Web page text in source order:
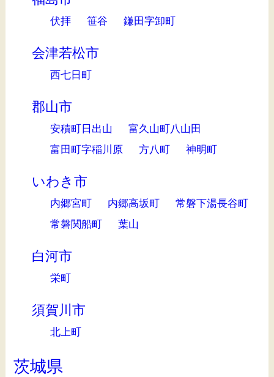
伏拝 笹谷 鎌田字卸町
会津若松市
西七日町
郡山市
安積町日出山
富久山町八山田
富田町字稲川原
方八町 神明町
いわき市
内郷宮町 内郷高坂町
常磐下湯長谷町
常磐関船町
葉山
白河市
栄町
須賀川市
北上町
茨城県